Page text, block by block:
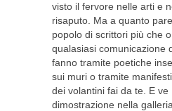
visto il fervore nelle arti e
risaputo. Ma a quanto
popolo di scrittori più che
qualasiasi comunicazione
fanno tramite poetiche
sui muri o tramite
dei volantini fai da te. E ve
dimostrazione nella